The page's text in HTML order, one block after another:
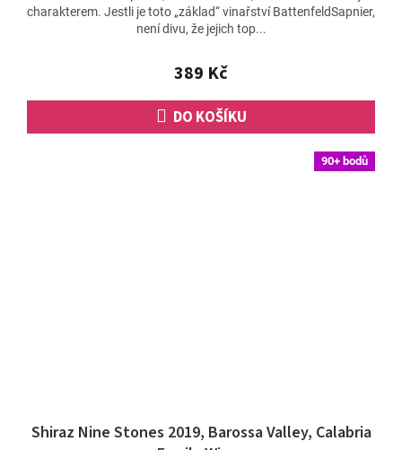
je
4,8
5
hvězdiček.
389 Kč
DO KOŠÍKU
charakterem. Jestli je toto „základ“ vinařství BattenfeldSapnier,
není divu, že jejich top...
90+ bodů
Shiraz Nine Stones 2019, Barossa Valley, Calabria